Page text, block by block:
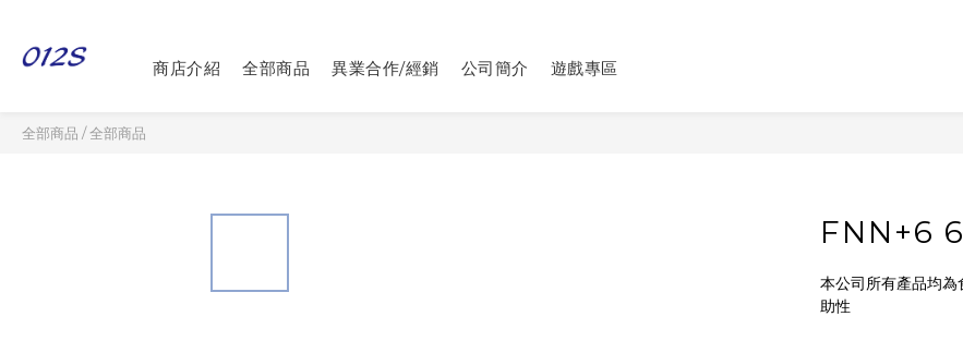
商店介紹 全部商品 異業合作/經銷 公司簡介 遊戲專區
全部商品 /全部商品
FNN+6
本公司所有產品均
助性